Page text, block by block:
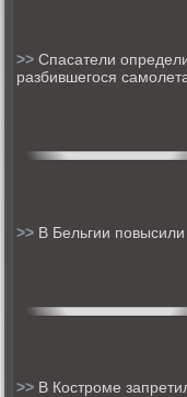
>>Спасатели
разбившегося
>> В Бельгии повысили
>> В Костроме